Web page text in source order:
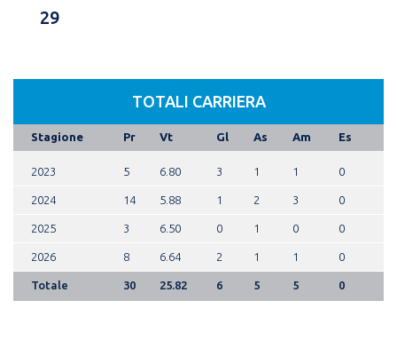
29
TOTALI CARRIERA
Stagione Pr Vt Gl As Am Es
2023 5 6.80 3 1 1 0
2024 14 5.88 1 2 3 0
2025 3 6.50 0 1 0 0
2026 8 6.64 2 1 1 0
Totale 30 25.82 6 5 5 0